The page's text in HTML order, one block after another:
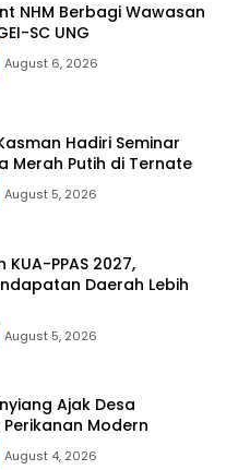
NHM Berbagi Wawasan
SC UNG
August 6, 2026
Hadiri Seminar
Merah Putih di Ternate
August 5, 2026
PPAS 2027,
Daerah Lebih
August 5, 2026
Ajak Desa
Modern
August 4, 2026